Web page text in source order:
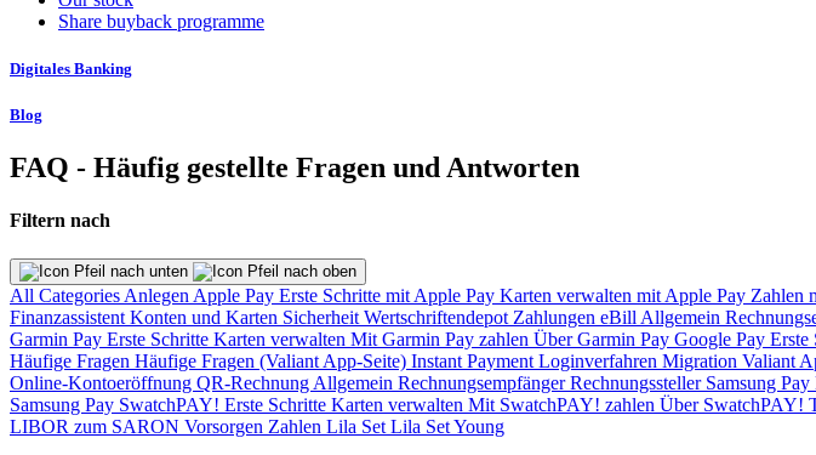
Share buyback programme
Digitales Banking
Blog
FAQ - Häufig gestellte Fragen und Antworten
Filtern nach
All Categories Anlegen Apple Pay Erste Schritte mit Apple Pay Karten verwalten mit Apple Pay Zahlen
Finanzassistent Konten und Karten Sicherheit Wertschriftendepot Zahlungen eBill Allgemein
Garmin Pay Erste Schritte Karten verwalten Mit Garmin Pay zahlen Über Garmin Pay Google Pay Erste
Häufige Fragen Häufige Fragen (Valiant App-Seite) Instant Payment Loginverfahren Migration Valiant
Online-Kontoeröffnung QR-Rechnung Allgemein RechnungsempfängerRechnungssteller Samsung Pay
Samsung Pay SwatchPAY! Erste Schritte Karten verwalten Mit SwatchPAY! zahlen Über SwatchPAY!
LIBOR zum SARON Vorsorgen Zahlen Lila Set Lila Set Young